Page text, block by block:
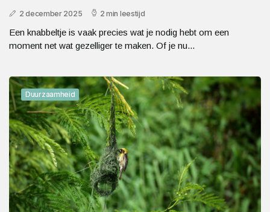
2 december 2025 2 min leestijd
Een knabbeltje is vaak precies wat je nodig hebt om een
moment net wat gezelliger te maken. Of je nu...
Duurzaamheid